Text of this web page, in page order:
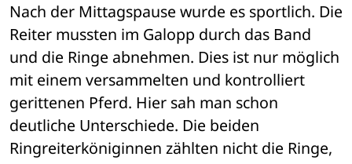
Nach der Mittagspause wurde es sportlich. Die
Reiter mussten im Galopp durch das Band
und die Ringe abnehmen. Dies ist nur möglich
mit einem versammelten und kontrolliert
gerittenen Pferd. Hier sah man schon
deutliche Unterschiede. Die beiden
Ringreiterköniginnen zählten nicht die Ringe,